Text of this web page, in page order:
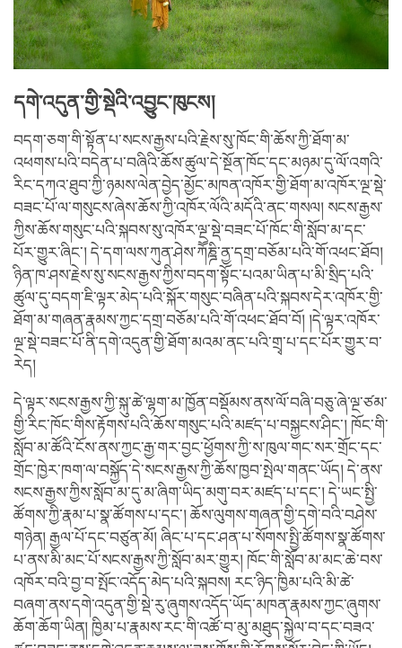
དགེ་འདུན་གྱི་སྡེའི་འབྱུང་ཁུངས།
བདག་ཅག་གི་སྟོན་པ་སངས་རྒྱས་པའི་རྗེས་སུ་ཁོང་གི་ཆོས་ཀྱི་ཐོག་མ་
འཕགས་པའི་བདེན་པ་བཞིའི་ཆོས་ཚུལ་དེ་སྔོན་ཁོང་དང་མཉམ་དུ་ལོ་འགའི་
རིང་དཀའ་ཐུབ་ཀྱི་ཉམས་ལེན་བྱེད་མྱོང་མཁན་འཁོར་གྱི་ཐོག་མ་འཁོར་ལྔ་སྡེ་
བཟང་པོ་ལ་གསུངས་ཞེས་ཆོས་ཀྱི་འཁོར་ལོའི་མདོའི་ནང་གསལ། སངས་རྒྱས་
ཀྱིས་ཆོས་གསུང་པའི་སྐབས་སུ་འཁོར་ལྔ་སྡེ་བཟང་པོ་ཁོང་གི་སློབ་མ་དང་
པོར་གྱུར་ཞིང་། དེ་དག་ལས་ཀུན་ཤེས་ཀཽཎྜི་ནྱ་དགྲ་བཅོམ་པའི་གོ་འཕང་ཐོབ།
ཉིན་ཁ་ཤས་རྗེས་སུ་སངས་རྒྱས་ཀྱིས་བདག་སྟོང་པའམ་ཡིན་པ་མི་སྲིད་པའི་
ཚུལ་དུ་བདག་ཇི་ལྟར་མེད་པའི་སྐོར་གསུང་བཞིན་པའི་སྐབས་དེར་འཁོར་གྱི་
ཐོག་མ་གཞན་རྣམས་ཀྱང་དགྲ་བཅོམ་པའི་གོ་འཕང་ཐོབ་བོ། །དེ་ལྟར་འཁོར་
ལྔ་སྡེ་བཟང་པོ་ནི་དགེ་འདུན་གྱི་ཐོག་མའམ་ནང་པའི་གྲྭ་པ་དང་པོར་གྱུར་བ་
རེད།
དེ་ལྟར་སངས་རྒྱས་ཀྱི་སྐུ་ཚེ་ལྷག་མ་ཁྱོན་བསྡོམས་ནས་ལོ་བཞི་བཅུ་ཞེ་ལྔ་ཙམ་
གྱི་རིང་ཁོང་གིས་རྟོགས་པའི་ཆོས་གསུང་པའི་མཛད་པ་བསྐྱངས་ཤིང་། ཁོང་གི་
སློབ་མ་ཚོའི་ངོས་ནས་ཀྱང་རྒྱ་གར་བྱང་ཕྱོགས་ཀྱི་ས་ཁུལ་གང་སར་གྲོང་དང་
གྲོང་ཁྱེར་ཁག་ལ་བསྐྱོད་དེ་སངས་རྒྱས་ཀྱི་ཆོས་ཁྱབ་སྤེལ་གནང་ཡོད། དེ་ནས་
སངས་རྒྱས་ཀྱིས་སློབ་མ་དུ་མ་ཞིག་ཡིད་མགུ་བར་མཛད་པ་དང་། དེ་ཡང་སྤྱི་
ཚོགས་ཀྱི་རྣམ་པ་སྣ་ཚོགས་པ་དང་། ཆོས་ལུགས་གཞན་གྱི་དགེ་བའི་བཤེས་
གཉེན། རྒྱལ་པོ་དང་བཙུན་མོ། ཞིང་པ་དང་ཤན་པ་སོགས་སྤྱི་ཚོགས་སྣ་ཚོགས་
པ་ནས་མི་མང་པོ་སངས་རྒྱས་ཀྱི་སློབ་མར་གྱུར། ཁོང་གི་སློབ་མ་མང་ཆེ་བས་
འཁོར་བའི་བྱ་བ་སྤོང་འདོད་མེད་པའི་སྐབས། རང་ཉིད་ཁྱིམ་པའི་མི་ཚེ་
བཞག་ནས་དགེ་འདུན་གྱི་སྡེ་རུ་ཞུགས་འདོད་ཡོད་མཁན་རྣམས་ཀྱང་ཞུགས་
ཆོག་ཆོག་ཡིན། ཁྱིམ་པ་རྣམས་རང་གི་འཚོ་བ་མུ་མཐུད་སྐྱེལ་བ་དང་བཟའ་